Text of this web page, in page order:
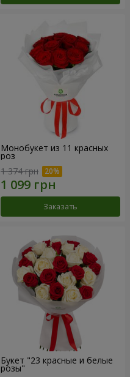
Монобукет из 11 красных
роз
1 374 грн
Заказать
Букет "23 красные и белые
розы"